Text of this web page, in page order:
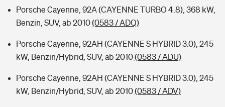
Porsche Cayenne, 92A (CAYENNE TURBO 4.8), 368 kW,
Benzin, SUV, ab 2010(0583 / ADQ)
Porsche Cayenne, 92AH (CAYENNE S HYBRID 3.0), 245
kW, Benzin/Hybrid, SUV, ab 2010(0583 / ADU)
Porsche Cayenne, 92AH (CAYENNE S HYBRID 3.0), 245
kW, Benzin/Hybrid, SUV, ab 2010(0583 / ADV)